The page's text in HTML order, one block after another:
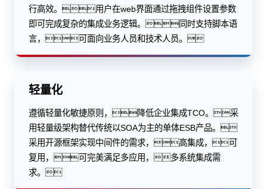
行高效。用户在web界面通过拖拽组件设置参数
即可完成复杂的集成业务逻辑。同时支持脚本语
言，可面向业务人员和技术人员。
轻量化
遵循轻量化敏捷原则，降低企业集成TCO。采
用轻量级架构替代传统以SOA为主的单体ESB产品。
采用开源框架实现中间件的需求，高集成，可
复用，可完美满足多应用，多系统集成需
求。